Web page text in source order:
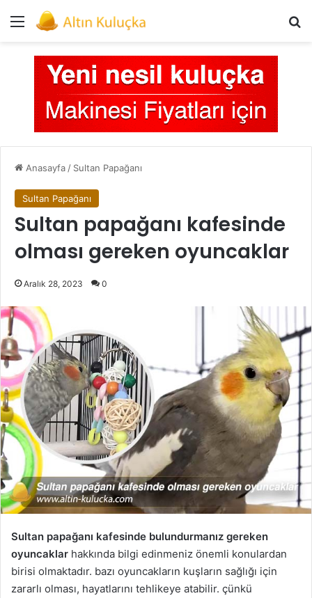
Menü
Anasayfa / Sultan Papağanı
Sultan Papağanı
Sultan papağanı kafesinde
olması gereken oyuncaklar
Aralık 28, 2023 0
Sultan papağanı kafesinde bulundurmanız gereken
oyuncaklar hakkında bilgi edinmeniz önemli konulardan
birisi olmaktadır. bazı oyuncakların kuşların sağlığı için
zararlı olması, hayatlarını tehlikeye atabilir. çünkü